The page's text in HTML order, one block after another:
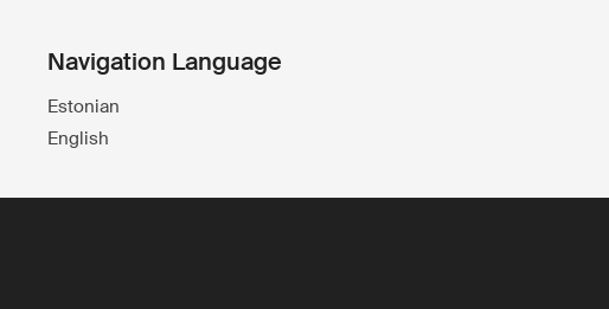
Navigation Language
Estonian
English